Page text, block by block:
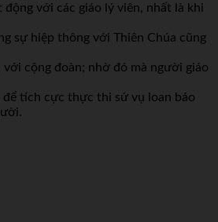
động với các giáo lý viên, nhất là khi
sự hiệp thông với Thiên Chúa cũng
cộng đoàn; nhờ đó mà người giáo
để tích cực thực thi sứ vụ loan báo